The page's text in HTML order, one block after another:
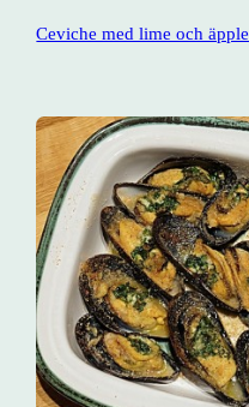
Ceviche med lime och äpple